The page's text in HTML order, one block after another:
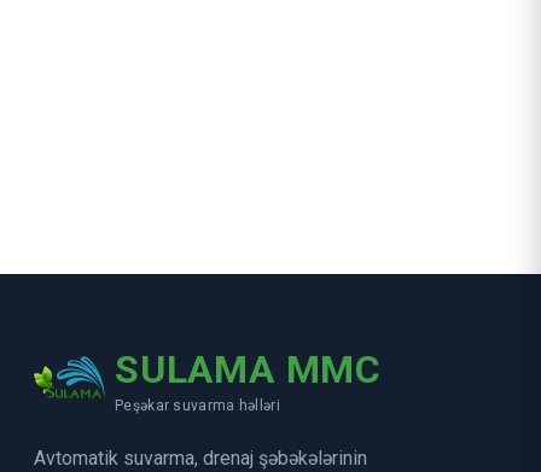
SULAMA MMC
Peşəkar suvarma həlləri
Avtomatik suvarma, drenaj şəbəkələrinin